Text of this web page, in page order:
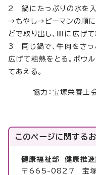
2 鍋にたっぷりの水を入
→もやし→ピーマンの順
どで取り出し、皿に広げて
3 同じ鍋で、牛肉をさっ
広げて粗熱をとる。ボウ
てあえる。
協力：宝塚栄養士
このページに関する
健康福祉部 健康推進
〒665-0827 宝塚